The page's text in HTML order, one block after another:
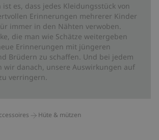
ist es, dass jedes Kleidungsstück von
Erinnerungen mehrerer Kinder
immer in den Nähten verwoben.
die man wie Schätze weitergeben
Erinnerungen mit jüngeren
Brüdern zu schaffen. Und bei jedem
wir danach, unsere Auswirkungen auf
verringern.
Hüte & mützen